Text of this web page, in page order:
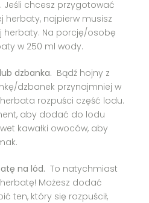
Jeśli chcesz przygotować
herbaty, najpierw musisz
herbaty. Na porcję/osobę
w 250 ml wody.
dzbanka. Bądź hojny z
dzbanek przynajmniej w
rozpuści część lodu.
aby dodać do lodu
kawałki owoców, aby
na lód.To natychmiast
Możesz dodać
ten, który się rozpuścił,